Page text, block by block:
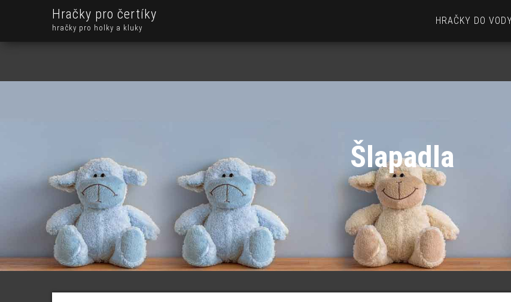
Hračky pro čertíky
hračky pro holky a kluky
HRAČKY DO
Šlapadla